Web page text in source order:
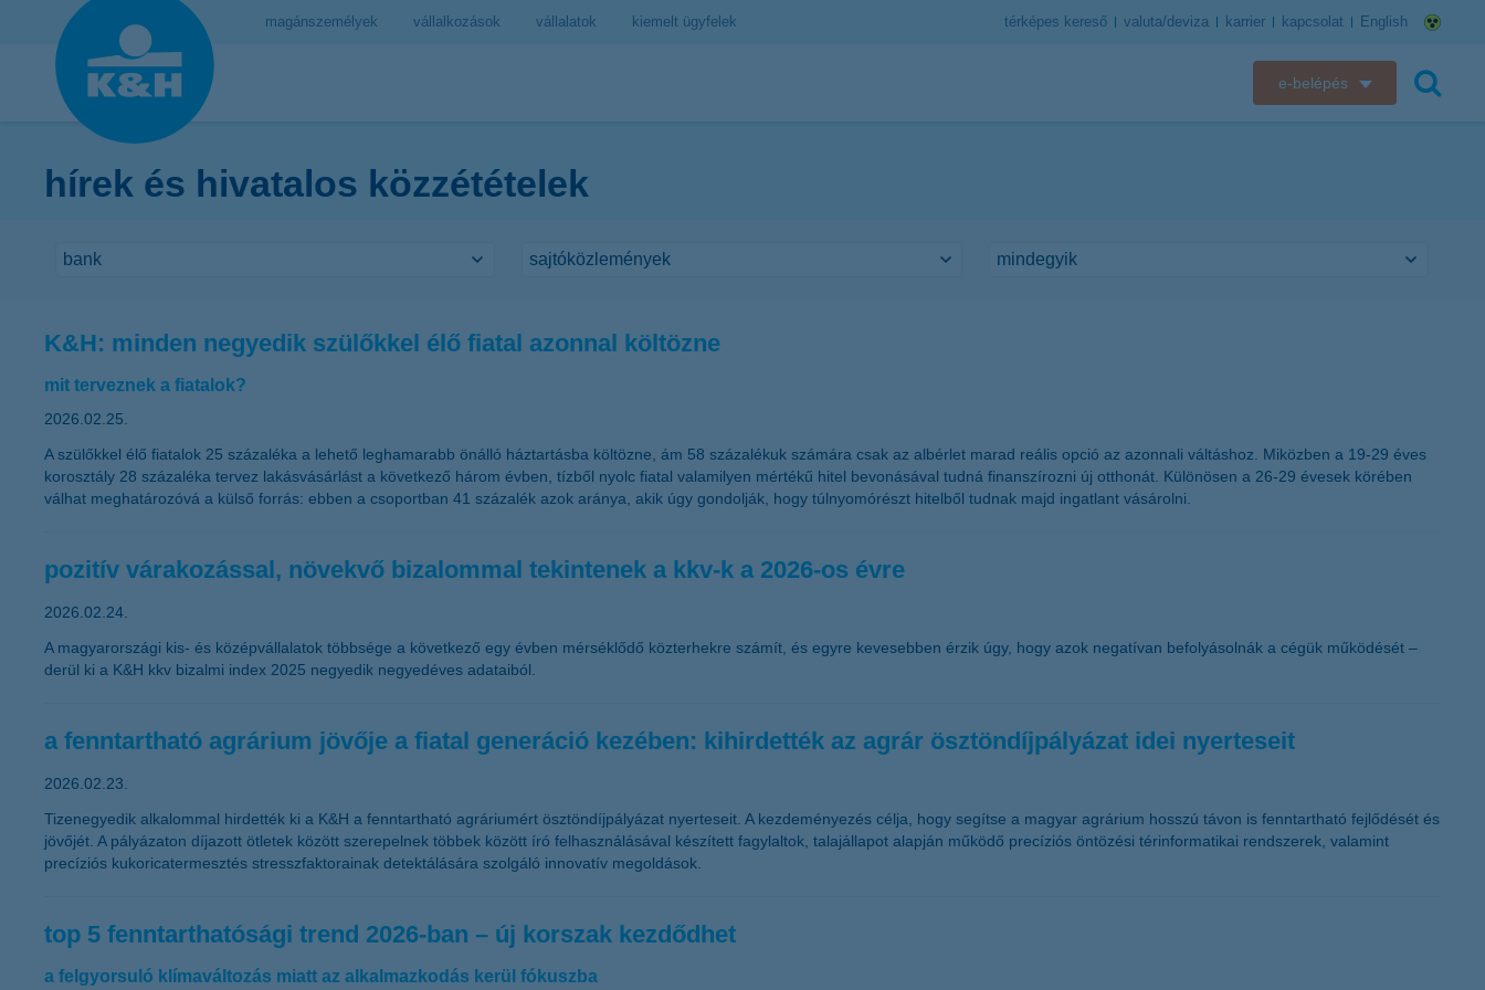
magánszemélyek vállalkozások vállalatok kiemelt ügyfelek térképes kereső valuta/deviza karrier kapcsolat English
e-belépés
K&H e-kártyafelület
hírek és hivatalos közzétételek
K&H: minden negyedik szülőkkel élő fiatal azonnal költözne
mit terveznek a fiatalok?
2026.02.25.
A szülőkkel élő fiatalok 25 százaléka a lehető leghamarabb önálló háztartásba költözne, ám 58 százalékuk számára csak az albérlet marad reális opció az azonnali váltáshoz. Miközben a 19-29 éves
korosztály 28 százaléka tervez lakásvásárlást a következő három évben, tízből nyolc fiatal valamilyen mértékű hitel bevonásával tudná finanszírozni új otthonát. Különösen a 26-29 évesek körében
válhat meghatározóvá a külső forrás: ebben a csoportban 41 százalék azok aránya, akik úgy gondolják, hogy túlnyomórészt hitelből tudnak majd ingatlant vásárolni.
pozitív várakozással, növekvő bizalommal tekintenek a kkv-k a 2026-os évre
2026.02.24.
A magyarországi kis- és középvállalatok többsége a következő egy évben mérséklődő közterhekre számít, és egyre kevesebben érzik úgy, hogy azok negatívan befolyásolnák a cégük működését –
derül ki a K&H kkv bizalmi index 2025 negyedik negyedéves adataiból.
a fenntartható agrárium jövője a fiatal generáció kezében: kihirdették az agrár ösztöndíjpályázat idei nyerteseit
2026.02.23.
Tizenegyedik alkalommal hirdették ki a K&H a fenntartható agráriumért ösztöndíjpályázat nyerteseit. A kezdeményezés célja, hogy segítse a magyar agrárium hosszú távon is fenntartható fejlődését és
jövőjét. A pályázaton díjazott ötletek között szerepelnek többek között író felhasználásával készített fagylaltok, talajállapot alapján működő precíziós öntözési térinformatikai rendszerek, valamint
precíziós kukoricatermesztés stresszfaktorainak detektálására szolgáló innovatív megoldások.
top 5 fenntarthatósági trend 2026-ban – új korszak kezdődhet
a felgyorsuló klímaváltozás miatt az alkalmazkodás kerül fókuszba